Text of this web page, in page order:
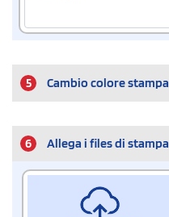
5 Cambio colore stampa
6 Allega i files di stampa